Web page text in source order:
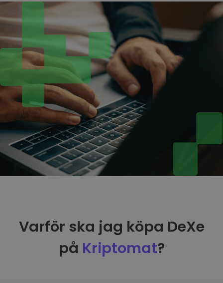
Varför ska jag köpa DeXe
på Kriptomat?